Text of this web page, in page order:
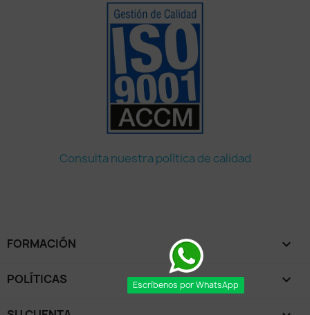
Consulta nuestra política de calidad
FORMACIÓN 
POLÍTICAS 
Escríbenos por WhatsApp